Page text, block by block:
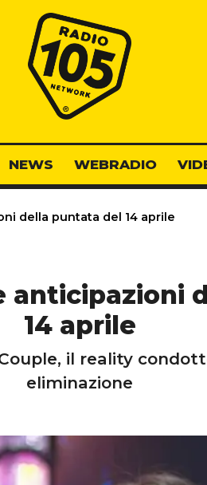
Radio 105
NEWS WEBRADIO
della puntata del 14 aprile
anticipazioni
14 aprile
il reality
eliminazione